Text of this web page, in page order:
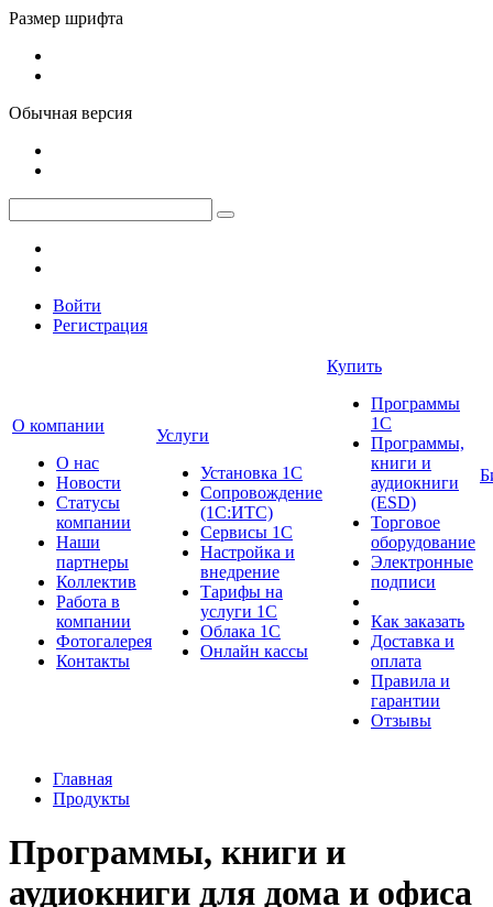
Размер шрифта
Обычная версия
Войти
Регистрация
О компании
О нас
Новости
Cтатусы
компании
Наши
партнеры
Коллектив
Работа в
компании
Фотогалерея
Контакты
Услуги
Установка 1С
Сопровождение
(1С:ИТС)
Сервисы 1С
Настройка и
внедрение
Тарифы на
услуги 1С
Облака 1С
Онлайн кассы
Купить
Программы
1С
Программы,
книги и
аудиокниги
(ESD)
Торговое
оборудование
Электронные
подписи
Как заказать
Доставка и
оплата
Правила и
гарантии
Отзывы
Главная
Продукты
Программы, книги и
аудиокниги для дома и офиса